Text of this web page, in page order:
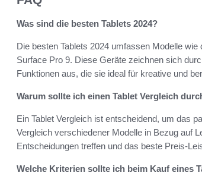
Was sind die besten Tablets 2024?
Die besten Tablets 2024 umfassen Modelle
Surface Pro 9. Diese Geräte zeichnen sich
Funktionen aus, die sie ideal für kreative und
Warum sollte ich einen Tablet Vergleich
Ein Tablet Vergleich ist entscheidend, um das
Vergleich verschiedener Modelle in Bezug auf
Entscheidungen treffen und das beste Preis-
Welche Kriterien sollte ich beim Kauf eines